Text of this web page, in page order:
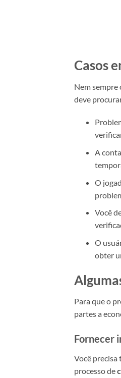
Casos
Nem sempre
deve
A
O
Você
O
obter
Para que o
partes a
Fornecer
Você precisa
processo de